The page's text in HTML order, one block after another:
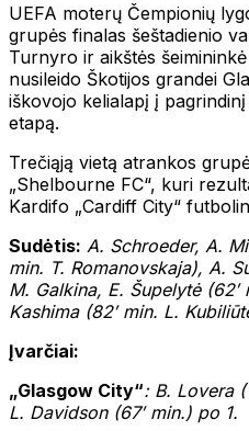
UEFA moterų Čempionių
grupės finalas šeštadienio
Turnyro ir aikštės šeimininkė
nusileido Škotijos grandei
iškovojo kelialapį į
etapą.
Trečiąją vietą atrankos
„Shelbourne FC“, kuri
Kardifo „Cardiff City“
Sudėtis: A. Schroeder, A.
min. T. Romanovskaja), A.
M. Galkina, E. Šupelytė (62′
Kashima (82′ min. L.
Įvarčiai:
„Glasgow City“: B. Lovera
L. Davidson (67′ min.) po 1.